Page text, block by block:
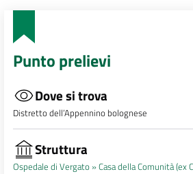
Punto prelievi
Dove si trova
Distretto dell’Appennino bolognese
Struttura
Ospedale di Vergato »Casa della Comunità (ex